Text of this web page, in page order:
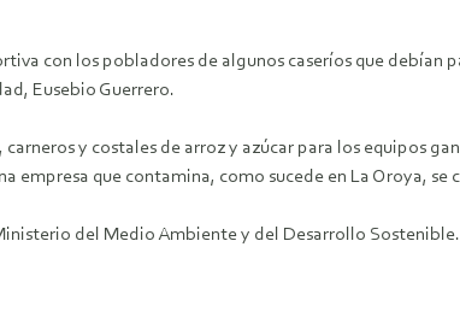
con los pobladores de algunos caseríos que debían
Eusebio Guerrero.
y costales de arroz y azúcar para los equipos
empresa que contamina, como sucede en La Oroya, se
del Medio Ambiente y del Desarrollo Sostenible.